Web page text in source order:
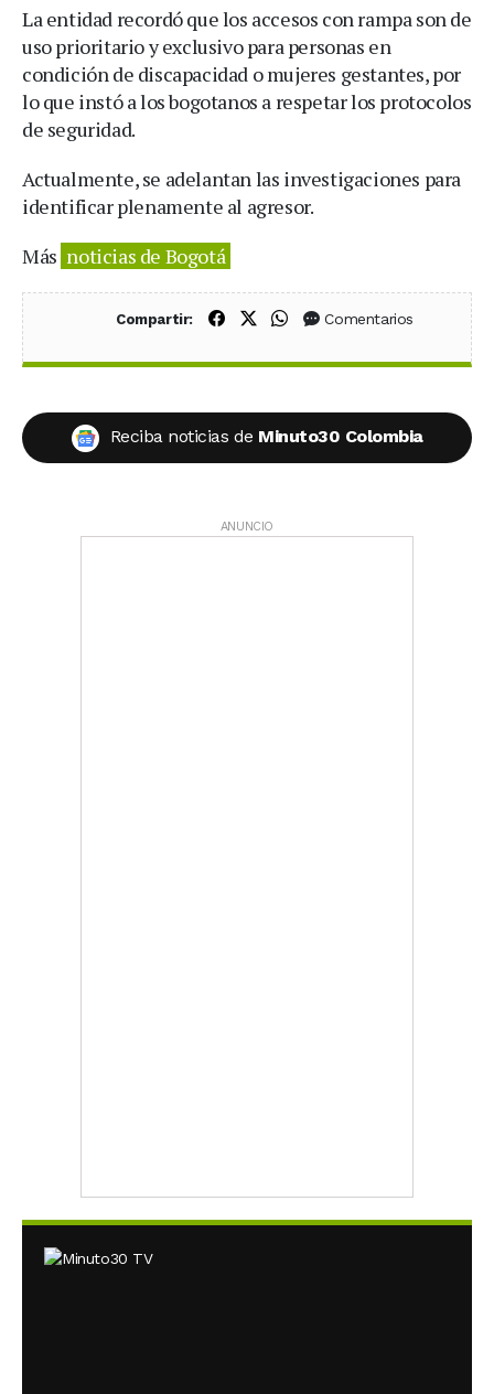
La entidad recordó que los accesos con rampa son de
uso prioritario y exclusivo para personas en
condición de discapacidad o mujeres gestantes, por
lo que instó a los bogotanos a respetar los protocolos
de seguridad.
Actualmente, se adelantan las investigaciones para
identificar plenamente al agresor.
Más noticias de Bogotá
Compartir: Compartir en Facebook
Compartir en X (Twitter)
Compartir en WhatsApp
Comentarios
Reciba noticias de Minuto30 Colombia
ANUNCIO